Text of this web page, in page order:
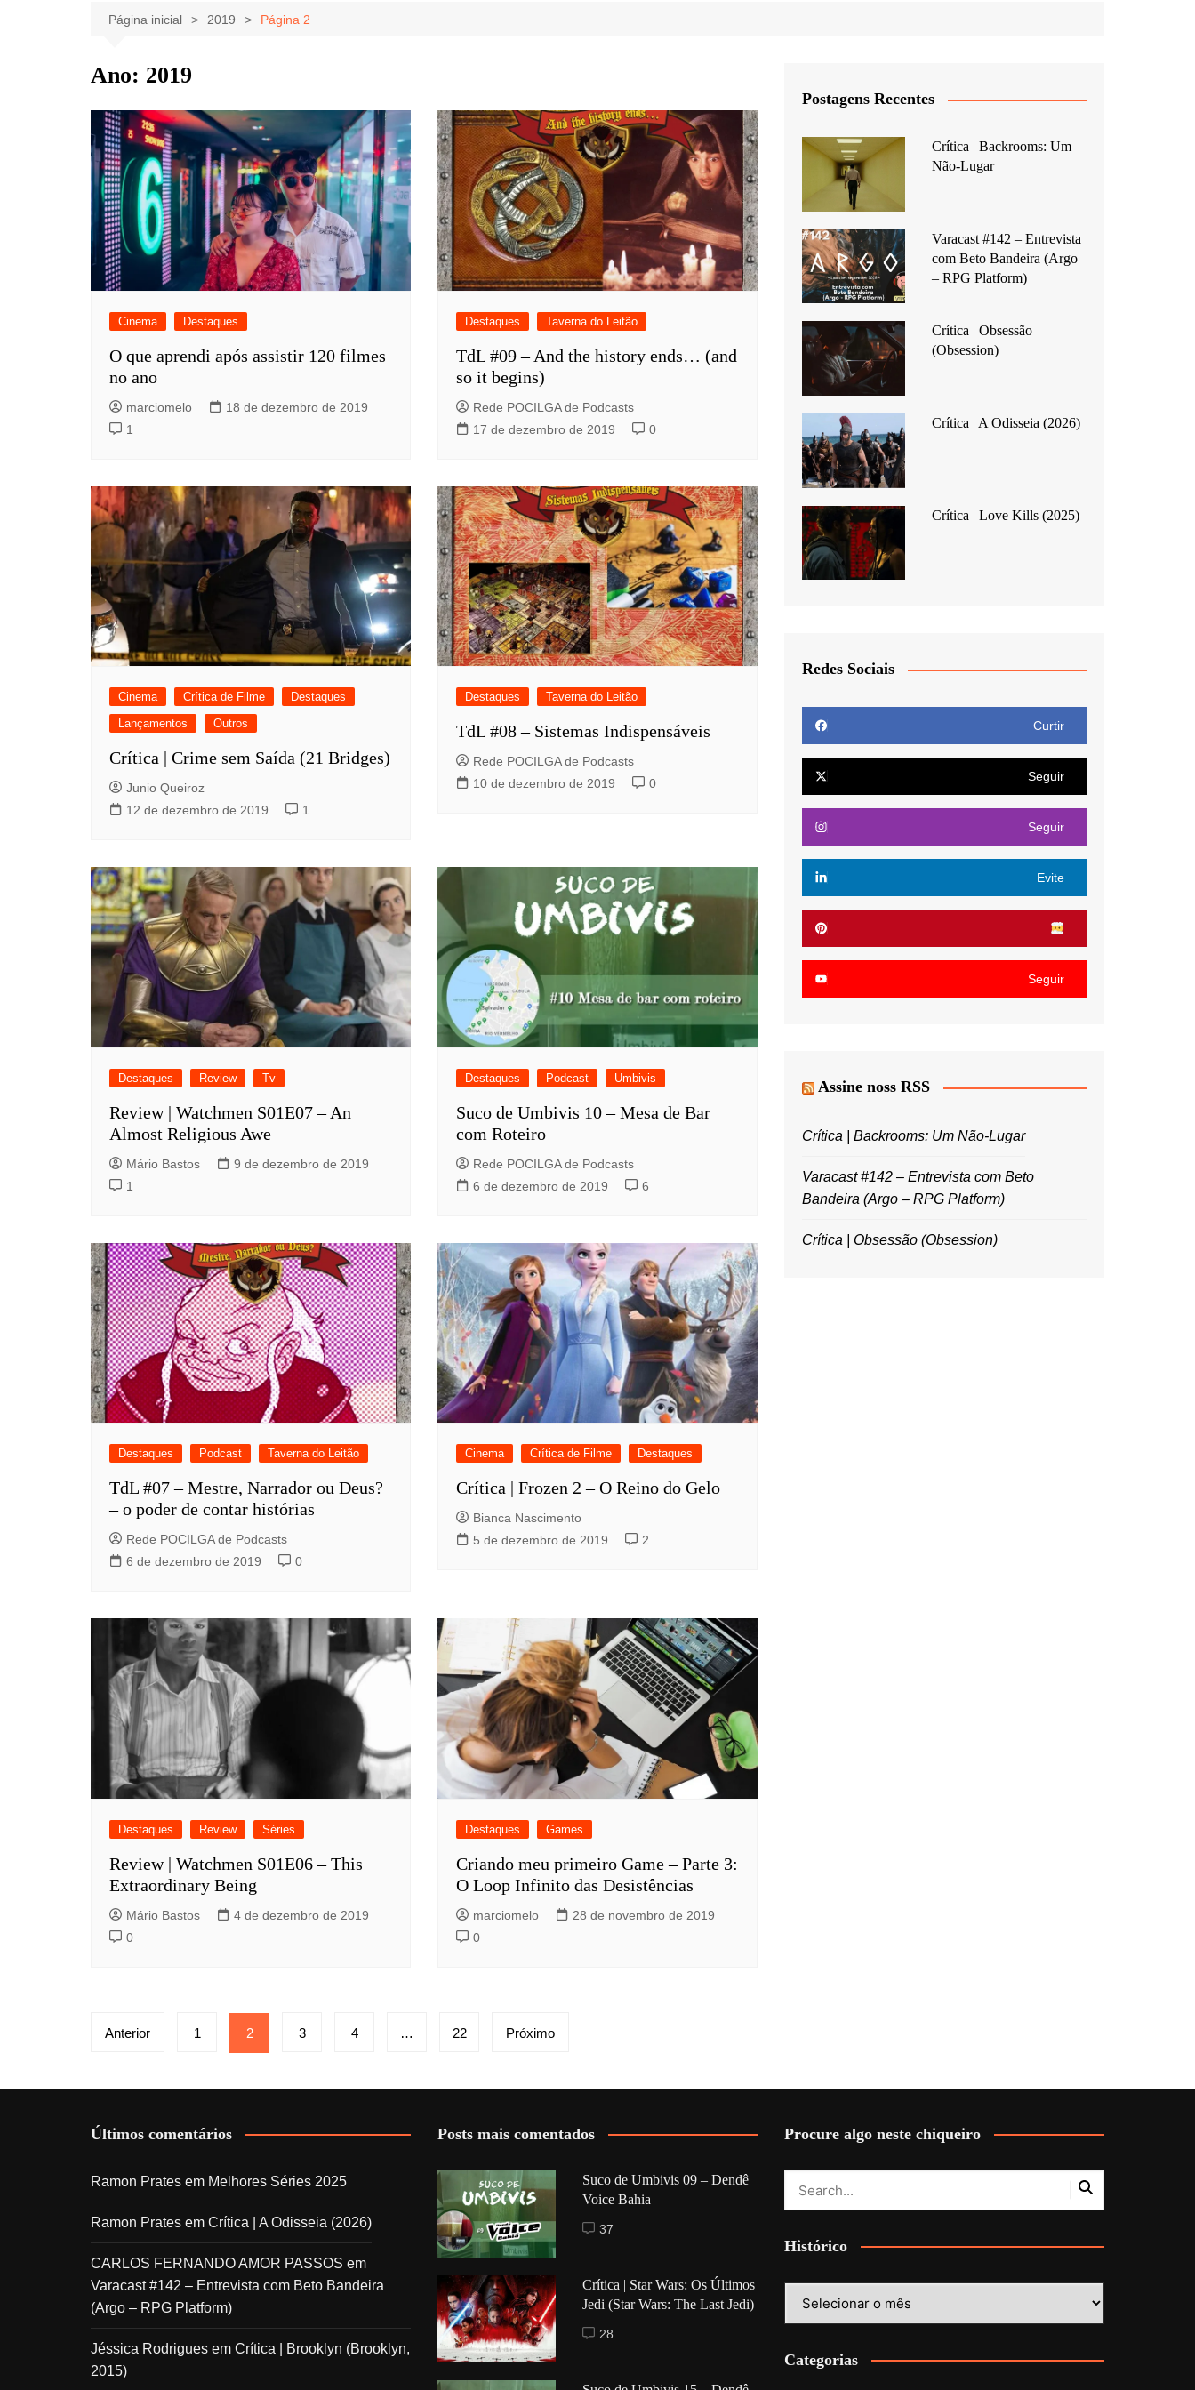
Celebridades
Música
Notícias
Clássicos
Página inicial 2019 Página 2
Ano: 2019
Cinema Destaques
O que aprendi após assistir 120 filmes
no ano
marciomelo
18 de dezembro de 2019
1
Destaques Taverna do Leitão
TdL #09 – And the history ends… (and
so it begins)
Rede POCILGA de Podcasts
17 de dezembro de 2019
0
Cinema Crítica de Filme
Destaques
Lançamentos
Outros
Crítica | Crime sem Saída (21 Bridges)
Junio Queiroz
12 de dezembro de 2019
1
Destaques Taverna do Leitão
TdL #08 – Sistemas Indispensáveis
Rede POCILGA de Podcasts
10 de dezembro de 2019
0
Destaques Review Tv
Review | Watchmen S01E07 – An
Almost Religious Awe
Mário Bastos
9 de dezembro de 2019
1
Destaques Podcast Umbivis
Suco de Umbivis 10 – Mesa de Bar
com Roteiro
Rede POCILGA de Podcasts
6 de dezembro de 2019
6
Destaques Podcast Taverna do Leitão
TdL #07 – Mestre, Narrador ou Deus?
– o poder de contar histórias
Rede POCILGA de Podcasts
6 de dezembro de 2019
0
Cinema Crítica de Filme Destaques
Crítica | Frozen 2 – O Reino do Gelo
Bianca Nascimento
5 de dezembro de 2019
2
Destaques Review Séries
Review | Watchmen S01E06 – This
Extraordinary Being
Mário Bastos
4 de dezembro de 2019
0
Destaques Games
Criando meu primeiro Game – Parte 3:
O Loop Infinito das Desistências
marciomelo
28 de novembro de 2019
0
Paginação
posts
Anterior 1 2 3 4 … 22 Próximo
Postagens Recentes
Crítica | Backrooms: Um
Não-Lugar
Varacast #142 – Entrevista
com Beto Bandeira (Argo
– RPG Platform)
Crítica | Obsessão
(Obsession)
Crítica | A Odisseia (2026)
Crítica | Love Kills (2025)
Redes Sociais
Curtir
Seguir
Seguir
Evite
Seguir
Assine noss RSS
Crítica | Backrooms: Um Não-Lugar
Varacast #142 – Entrevista com Beto
Bandeira (Argo – RPG Platform)
Crítica | Obsessão (Obsession)
Últimos comentários
Ramon Prates em Melhores Séries 2025
Ramon Prates em Crítica | A Odisseia (2026)
CARLOS FERNANDO AMOR PASSOS em
Varacast #142 – Entrevista com Beto Bandeira
(Argo – RPG Platform)
Jéssica Rodrigues em Crítica | Brooklyn (Brooklyn,
2015)
Posts mais comentados
Suco de Umbivis 09 – Dendê
Voice Bahia
37
Crítica | Star Wars: Os Últimos
Jedi (Star Wars: The Last Jedi)
28
Procure algo neste chiqueiro
Histórico
Categorias